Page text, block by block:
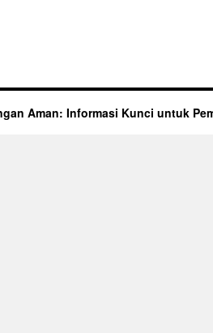
Aman: Informasi Kunci untuk